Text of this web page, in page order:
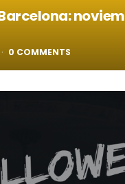
0 COMMENTS